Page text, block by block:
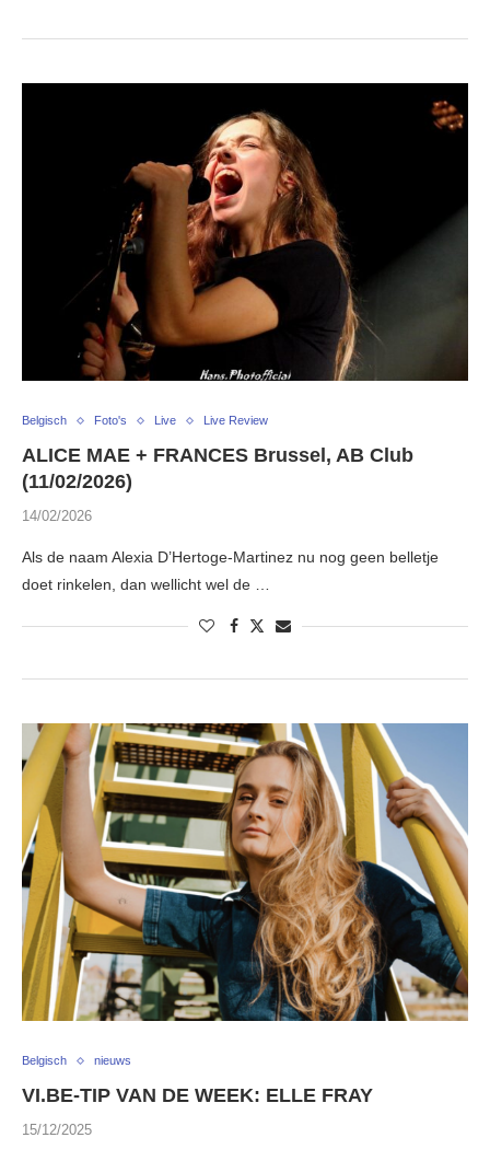
Belgisch Foto's Live Live Review
ALICE MAE + FRANCES Brussel, AB Club
(11/02/2026)
14/02/2026
Als de naam Alexia D’Hertoge-Martinez nu nog geen belletje
doet rinkelen, dan wellicht wel de …
Belgisch nieuws
VI.BE-TIP VAN DE WEEK: ELLE FRAY
15/12/2025